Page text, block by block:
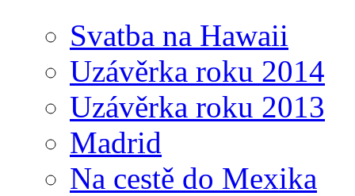
Svatba na Hawaii
Uzávěrka roku 2014
Uzávěrka roku 2013
Madrid
Na cestě do Mexika